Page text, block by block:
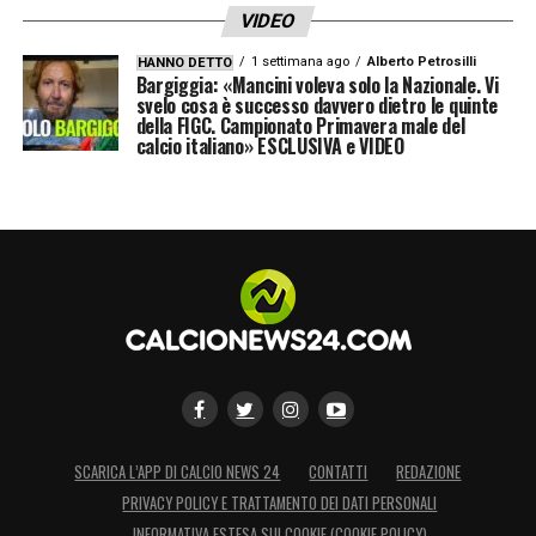
aprire più porte all’Atalanta.
Ovviamente, considerando i tantissimi soldi
incassati, la responsabilità sta nella qualità e
LA PLAYLIST DELLE NOSTRE TOP NEWS
VIDEO
HANNO DETTO 1 settimana ago Alberto Petrosilli
Bargiggia: «Mancini voleva solo la Nazionale. Vi
svelo cosa è successo davvero dietro le quinte
della FIGC. Campionato Primavera male del
calcio italiano» ESCLUSIVA e VIDEO
SCARICA L’APP DI CALCIO NEWS 24 CONTATTI
REDAZIONE
PRIVACY POLICY E TRATTAMENTO DEI DATI PERSONALI